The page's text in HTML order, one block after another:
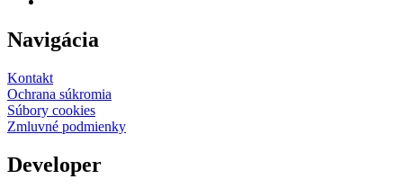
Navigácia
Kontakt
Ochrana súkromia
Súbory cookies
Zmluvné podmienky
Developer